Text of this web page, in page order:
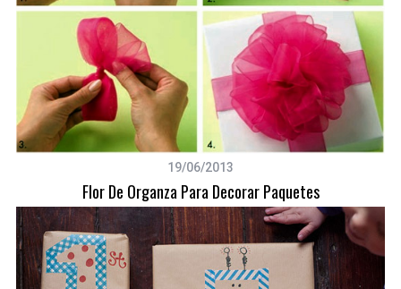
19/06/2013
Flor De Organza Para Decorar Paquetes